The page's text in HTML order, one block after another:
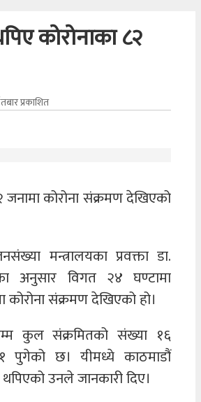
कोरोनाका ८२
प्रकाशित
कोरोना संक्रमण देखिएको
मन्त्रालयका प्रवक्ता डा.
अनुसार विगत २४ घण्टामा
संक्रमण देखिएको हो।
कुल संक्रमितको संख्या १६
छ। यीमध्ये काठमाडौं
उनले जानकारी दिए।